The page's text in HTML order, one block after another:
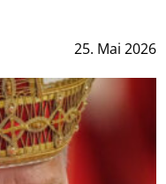
25. Mai 2026